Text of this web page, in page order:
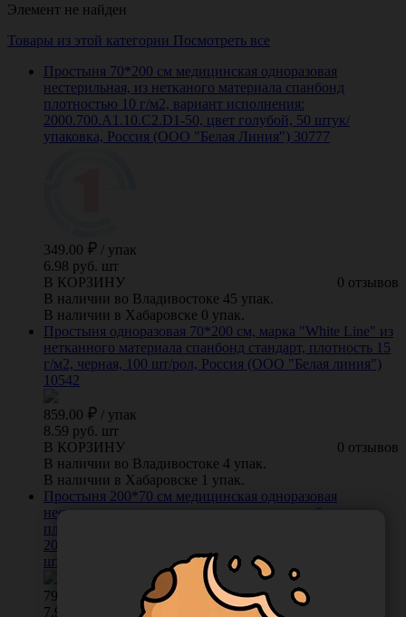
Элемент не найден
Товары из этой категории Посмотреть все
Простыня 70*200 см медицинская одноразовая
нестерильная, из нетканого материала спанбонд
плотностью 10 г/м2, вариант исполнения:
2000.700.A1.10.C2.D1-50, цвет голубой, 50 штук/
упаковка, Россия (ООО "Белая Линия") 30777
349.00 / упак
6.98 руб. шт
0 отзывов
В КОРЗИНУ
В наличии во Владивостоке 45 упак.
В наличии в Хабаровске 0 упак.
Простыня одноразовая 70*200 см, марка "White Line" из
нетканного материала спанбонд стандарт, плотность 15
г/м2, черная, 100 шт/рол, Россия (ООО "Белая линия")
10542
859.00 / упак
8.59 руб. шт
0 отзывов
В КОРЗИНУ
В наличии во Владивостоке 4 упак.
В наличии в Хабаровске 1 упак.
Простыня 200*70 см медицинская одноразовая
нестерильная, из нетканого материала спанбонд
плотностью 15 г/м2, вариант исполнения:
2000.700.A1.15.C1.D2-100, цвет белый, в рулоне, 100
штук/упаковка, Россия (ООО "Белая Линия") 12377
791.00
7.91 руб. шт